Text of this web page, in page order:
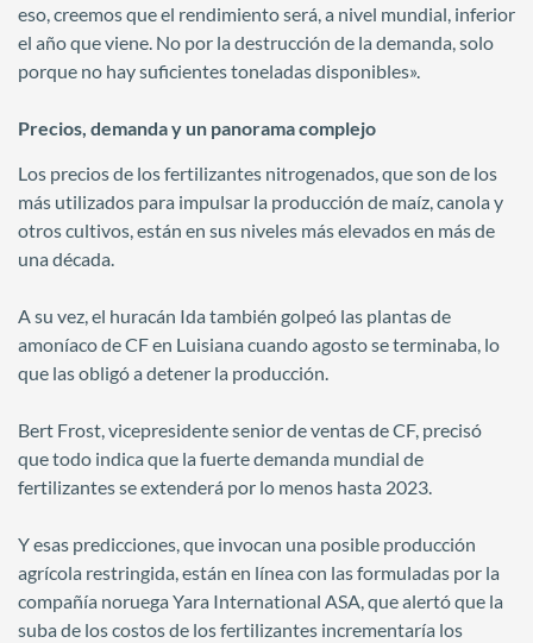
eso, creemos que el rendimiento será, a nivel mundial, inferior
el año que viene. No por la destrucción de la demanda, solo
porque no hay suficientes toneladas disponibles».
Precios, demanda y un panorama complejo
Los precios de los fertilizantes nitrogenados, que son de los
más utilizados para impulsar la producción de maíz, canola y
otros cultivos, están en sus niveles más elevados en más de
una década.
A su vez, el huracán Ida también golpeó las plantas de
amoníaco de CF en Luisiana cuando agosto se terminaba, lo
que las obligó a detener la producción.
Bert Frost, vicepresidente senior de ventas de CF, precisó
que todo indica que la fuerte demanda mundial de
fertilizantes se extenderá por lo menos hasta 2023.
Y esas predicciones, que invocan una posible producción
agrícola restringida, están en línea con las formuladas por la
compañía noruega Yara International ASA, que alertó que la
suba de los costos de los fertilizantes incrementaría los